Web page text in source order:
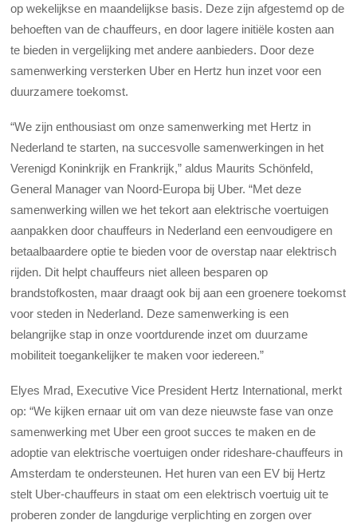
op wekelijkse en maandelijkse basis. Deze zijn afgestemd op de
behoeften van de chauffeurs, en door lagere initiële kosten aan
te bieden in vergelijking met andere aanbieders. Door deze
samenwerking versterken Uber en Hertz hun inzet voor een
duurzamere toekomst.
“We zijn enthousiast om onze samenwerking met Hertz in
Nederland te starten, na succesvolle samenwerkingen in het
Verenigd Koninkrijk en Frankrijk,” aldus Maurits Schönfeld,
General Manager van Noord-Europa bij Uber. “Met deze
samenwerking willen we het tekort aan elektrische voertuigen
aanpakken door chauffeurs in Nederland een eenvoudigere en
betaalbaardere optie te bieden voor de overstap naar elektrisch
rijden. Dit helpt chauffeurs niet alleen besparen op
brandstofkosten, maar draagt ook bij aan een groenere toekomst
voor steden in Nederland. Deze samenwerking is een
belangrijke stap in onze voortdurende inzet om duurzame
mobiliteit toegankelijker te maken voor iedereen.”
Elyes Mrad, Executive Vice President Hertz International, merkt
op: “We kijken ernaar uit om van deze nieuwste fase van onze
samenwerking met Uber een groot succes te maken en de
adoptie van elektrische voertuigen onder rideshare-chauffeurs in
Amsterdam te ondersteunen. Het huren van een EV bij Hertz
stelt Uber-chauffeurs in staat om een elektrisch voertuig uit te
proberen zonder de langdurige verplichting en zorgen over